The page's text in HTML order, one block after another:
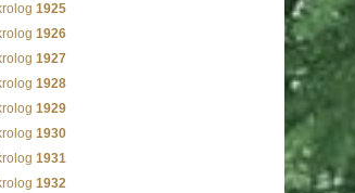
1925
1926
1927
1928
1929
1930
1931
1932